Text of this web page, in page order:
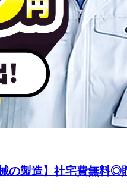
の製造】社宅費無料